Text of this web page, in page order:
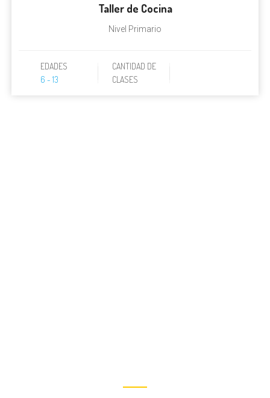
Taller de Cocina
Nivel Primario
EDADES
6 - 13
CANTIDAD DE
CLASES